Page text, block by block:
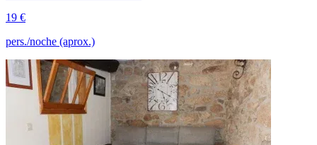
19 €
pers./noche (aprox.)